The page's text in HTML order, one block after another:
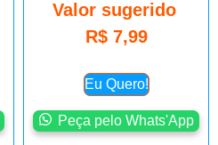
Valor sugerido
R$7,99
Eu Quero!
Peça pelo Whats'App